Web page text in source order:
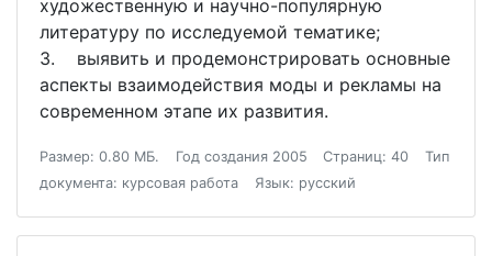
художественную и научно-популярную
литературу по исследуемой тематике;
3. выявить и продемонстрировать основные
аспекты взаимодействия моды и рекламы на
современном этапе их развития.
Размер: 0.80 МБ. Год создания 2005 Страниц: 40
Тип
документа: курсовая работа
Язык: русский